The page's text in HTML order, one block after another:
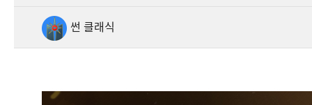
썬 클래식